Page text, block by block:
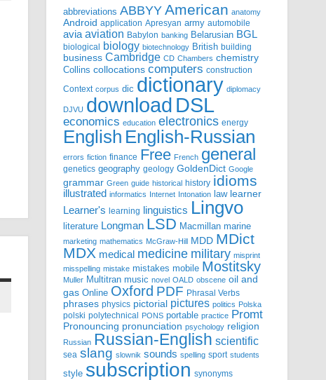
abbreviations ABBYY American anatomy
Android application Apresyan army automobile
avia aviation Babylon banking Belarusian BGL
biological biology biotechnology British building
business Cambridge CD Chambers chemistry
Collins collocations computers construction
Context corpus dic dictionary diplomacy
DJVU download DSL
economics education electronics energy
English English-Russian
errors fiction finance Free French general
genetics geography geology GoldenDict Google
grammar Green guide historical history idioms
illustrated informatics Internet Intonation law learner
Learner's learning linguistics Lingvo
literature Longman LSD Macmillan marine
marketing mathematics McGraw-Hill MDD MDict
MDX medical medicine military misprint
misspelling mistake mistakes mobile Mostitsky
Muller Multitran music novel OALD obscene oil and
gas Online Oxford PDF Phrasal Verbs
phrases physics pictorial pictures politics Polska
polski polytechnical PONS portable practice Promt
Pronouncing pronunciation psychology religion
Russian Russian-English scientific
sea slang slownik sounds spelling sport students
style subscription synonyms